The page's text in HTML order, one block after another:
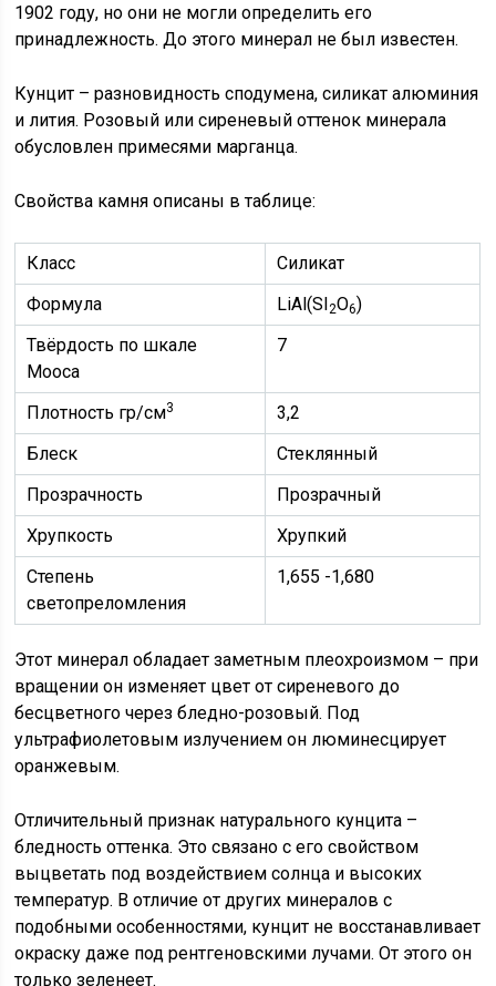
1902 году, но они не могли определить его
принадлежность. До этого минерал не был известен.
Кунцит – разновидность сподумена, силикат алюминия
и лития. Розовый или сиреневый оттенок минерала
обусловлен примесями марганца.
Свойства камня описаны в таблице:
Класс
Силикат
Формула
LiAl(SI2O6)
Твёрдость по шкале
Мооса
7
Плотность гр/см3
3,2
Блеск
Стеклянный
Прозрачность
Прозрачный
Хрупкость
Хрупкий
Степень
светопреломления
1,655 -1,680
Этот минерал обладает заметным плеохроизмом – при
вращении он изменяет цвет от сиреневого до
бесцветного через бледно-розовый. Под
ультрафиолетовым излучением он люминесцирует
оранжевым.
Отличительный признак натурального кунцита –
бледность оттенка. Это связано с его свойством
выцветать под воздействием солнца и высоких
температур. В отличие от других минералов с
подобными особенностями, кунцит не восстанавливает
окраску даже под рентгеновскими лучами. От этого он
только зеленеет.